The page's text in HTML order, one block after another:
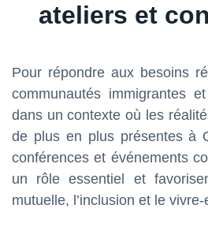
ateliers et
Pour répondre aux besoins
communautés immigrantes
dans un contexte où les
de plus en plus présentes à
conférences et événements
un rôle essentiel et
mutuelle, l’inclusion et le